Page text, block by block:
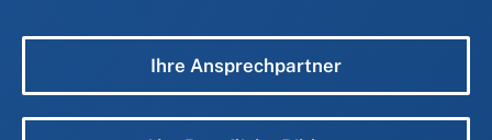
Ihre Ansprechpartner